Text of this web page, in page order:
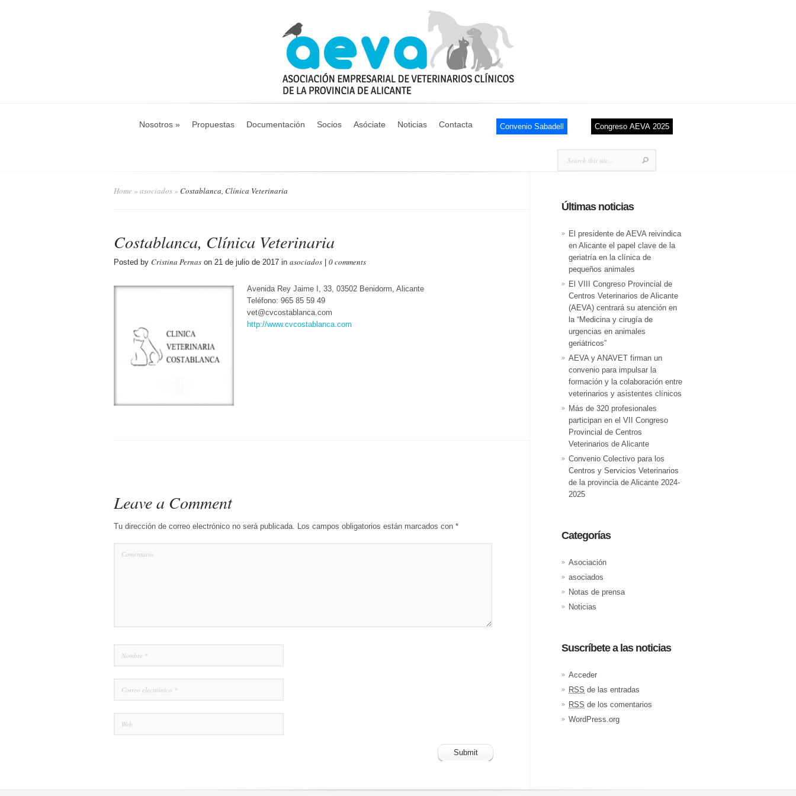
Nosotros » Propuestas Documentación Socios Asóciate Noticias Contacta
Home » asociados» Costablanca, Clínica Veterinaria
Costablanca, Clínica Veterinaria
Posted by Cristina Pernas on 21 de julio de 2017 in asociados 0 comments
Avenida Rey Jaime I, 33, 03502 Benidorm, Alicante
Teléfono: 965 85 59 49
vet@cvcostablanca.com
http://www.cvcostablanca.com
Leave a Comment
Tu dirección de correo electrónico no será publicada. Los campos obligatorios están marcados con *
Últimas noticias
El presidente de AEVA reivindica
en Alicante el papel clave de la
geriatría en la clínica de
pequeños animales
El VIII Congreso Provincial de
Centros Veterinarios de Alicante
(AEVA) centrará su atención en
la “Medicina y cirugía de
urgencias en animales
geriátricos”
AEVA y ANAVET firman un
convenio para impulsar la
formación y la colaboración entre
veterinarios y asistentes clínicos
Más de 320 profesionales
participan en el VII Congreso
Provincial de Centros
Veterinarios de Alicante
Convenio Colectivo para los
Centros y Servicios Veterinarios
de la provincia de Alicante 2024-
2025
Categorías
Asociación
asociados
Notas de prensa
Noticias
Suscríbete a las noticias
Acceder
RSS de las entradas
RSS de los comentarios
WordPress.org